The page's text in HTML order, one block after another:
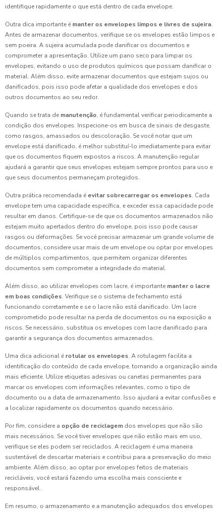
identifique rapidamente o que está dentro de cada envelope.
Outra dica importante é manter os envelopes limpos e livres de sujeira.
Antes de armazenar documentos, verifique se os envelopes estão limpos e
sem poeira. A sujeira acumulada pode danificar os documentos e
comprometer a apresentação. Utilize um pano seco para limpar os
envelopes, evitando o uso de produtos químicos que possam danificar o
material. Além disso, evite armazenar documentos que estejam sujos ou
danificados, pois isso pode afetar a qualidade dos envelopes e dos
outros documentos ao seu redor.
Quando se trata de manutenção, é fundamental verificar periodicamente a
condição dos envelopes. Inspecione-os em busca de sinais de desgaste,
como rasgos, amassados ou descoloração. Se você notar que um
envelope está danificado, é melhor substituí-lo imediatamente para evitar
que os documentos fiquem expostos a riscos. A manutenção regular
ajudará a garantir que seus envelopes estejam sempre prontos para uso e
que seus documentos permaneçam protegidos.
Outra prática recomendada é evitar sobrecarregar os envelopes. Cada
envelope tem uma capacidade específica, e exceder essa capacidade pode
resultar em danos. Certifique-se de que os documentos armazenados não
estejam muito apertados dentro do envelope, pois isso pode causar
rasgos ou deformações. Se você precisar armazenar um grande volume de
documentos, considere usar mais de um envelope ou optar por envelopes
de múltiplos compartimentos, que permitem organizar diferentes
documentos sem comprometer a integridade do material.
Além disso, ao utilizar envelopes com lacre, é importante manter o lacre
em boas condições. Verifique se o sistema de fechamento está
funcionando corretamente e se o lacre não está danificado. Um lacre
comprometido pode resultar na perda de documentos ou na exposição a
riscos. Se necessário, substitua os envelopes com lacre danificado para
garantir a segurança dos documentos armazenados.
Uma dica adicional é rotular os envelopes. A rotulagem facilita a
identificação do conteúdo de cada envelope, tornando a organização ainda
mais eficiente. Utilize etiquetas adesivas ou canetas permanentes para
marcar os envelopes com informações relevantes, como o tipo de
documento ou a data de armazenamento. Isso ajudará a evitar confusões e
a localizar rapidamente os documentos quando necessário.
Por fim, considere a opção de reciclagem dos envelopes que não são
mais necessários. Se você tiver envelopes que não estão mais em uso,
verifique se eles podem ser reciclados. A reciclagem é uma maneira
sustentável de descartar materiais e contribui para a preservação do meio
ambiente. Além disso, ao optar por envelopes feitos de materiais
recicláveis, você estará fazendo uma escolha mais consciente e
responsável.
Em resumo, o armazenamento e a manutenção adequados dos envelopes